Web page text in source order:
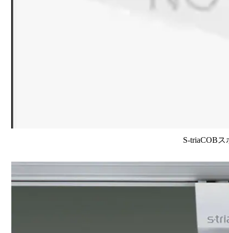
S-triaCOB